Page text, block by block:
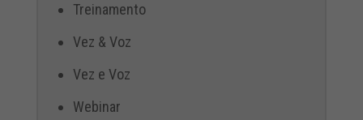
Treinamento
Vez & Voz
Vez e Voz
Webinar